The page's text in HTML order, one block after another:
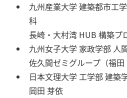
九州産業大学 建築都市工
科
長崎・大村湾 HUB 構築プ
九州女子大学 家政学部 人
佐久間ゼミグループ（福田
日本文理大学 工学部 建築
岡田 芽依